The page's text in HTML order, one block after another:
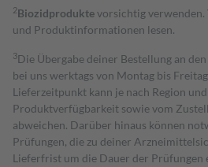
2Biozidproduktevorsichtig
und Produktinformationen lesen.
3Die Übergabe deiner Bestellung an
bei uns werktags von Montag bis
Lieferzeitpunkt kann je nach Region
Produktverfügbarkeit sowie vom
abweichen. Darüber hinaus können
Prüfungen, die zu deiner
Lieferfrist um die Dauer der